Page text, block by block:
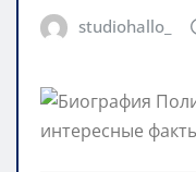
studiohallo_